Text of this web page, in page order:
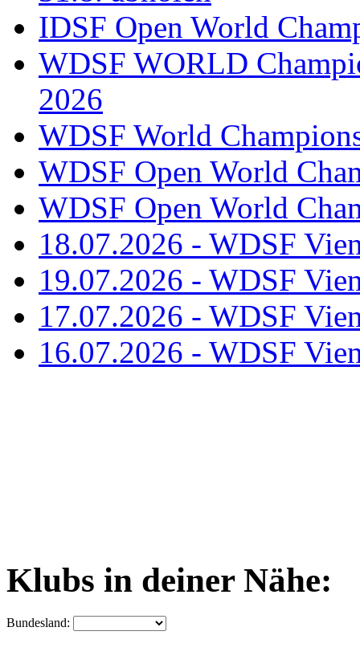
IDSF Open World
WDSF WORLD
2026
WDSF World
WDSF Open World
WDSF Open World
18.07.2026 - WDSF
19.07.2026 - WDSF
17.07.2026 - WDSF
16.07.2026 - WDSF
Klubs in deiner Nähe:
Bundesland: